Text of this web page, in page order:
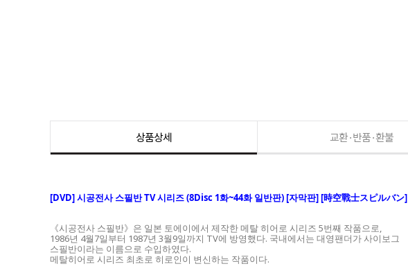
상품상세 교환·반품·환불
[DVD]시공전사 스필반 TV 시리즈 (8Disc 1화~44화 일반판) [자막판] [時空戰士スピルバン]
《시공전사 스필반》은 일본 토에이에서 제작한 메탈 히어로 시리즈 5번째 작품으로,
1986년 4월7일부터 1987년 3월9일까지 TV에 방영했다. 국내에서는 대영팬더가 사이보그
스필반이라는 이름으로 수입하였다.
메탈히어로 시리즈 최초로 히로인이 변신하는 작품이다.